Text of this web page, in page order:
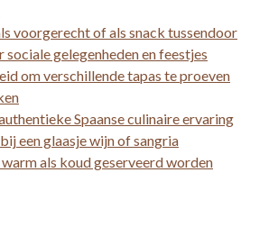
voorgerecht of als snack tussendoor
sociale gelegenheden en feestjes
om verschillende tapas te proeven
Spaanse culinaire ervaring
een glaasje wijn of sangria
als koud geserveerd worden